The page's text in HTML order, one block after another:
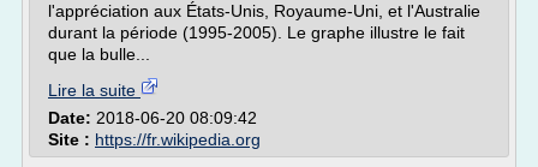
l'appréciation aux États-Unis, Royaume-Uni, et l'Australie
durant la période (1995-2005). Le graphe illustre le fait
que la bulle...
Lire la suite
Date: 2018-06-20 08:09:42
Site : https://fr.wikipedia.org